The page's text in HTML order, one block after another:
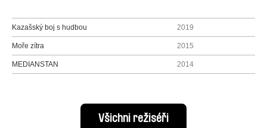
Kazašský boj s hudbou 2019
Moře zítra 2015
MEDIANSTAN 2014
Všichni režiséři